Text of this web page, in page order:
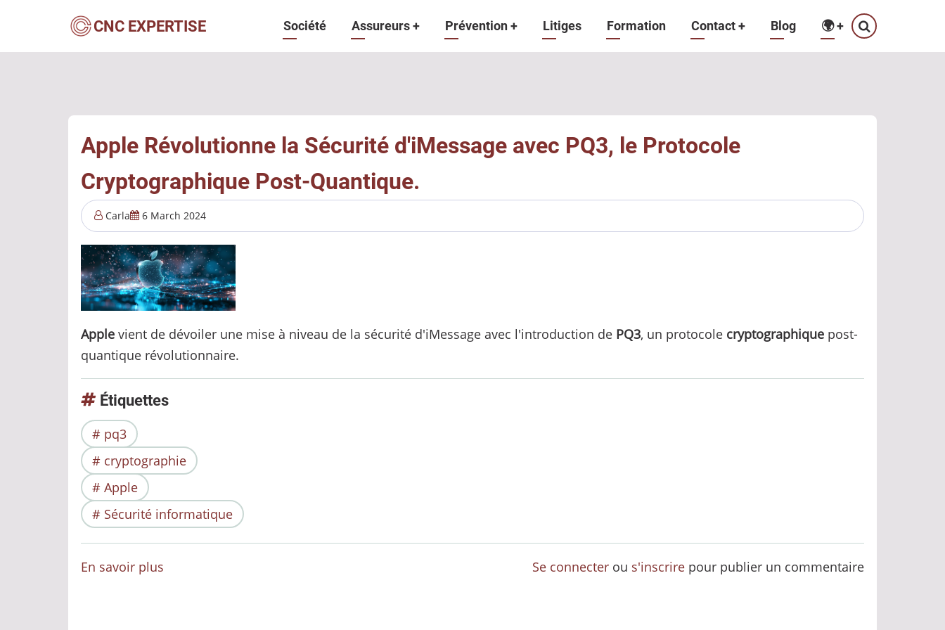
contenu
CNC EXPERTISE
Navigation
Société Assureurs+ Prévention+ Litiges Formation Contact+ Blog 🌍+
Apple Révolutionne la Sécurité d'iMessage avec PQ3, le Protocole
Cryptographique Post-Quantique.
Carla 6 March 2024
Apple vient de dévoiler une mise à niveau de la sécurité d'iMessage avec l'introduction de PQ3, un protocole cryptographique post-
quantique révolutionnaire.
Étiquettes
pq3
cryptographie
Apple
Sécurité informatique
En savoir plus Se connecter ou s'inscrire pour publier un commentaire